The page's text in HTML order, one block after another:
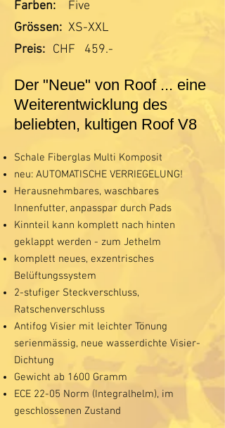
Farben:
Five
Grössen: XS-XXL
CHF
Preis: 459.-
Der "Neue" von Roof ... eine
Weiterentwicklung des
beliebten, kultigen Roof V8
Schale Fiberglas Multi Komposit
neu: AUTOMATISCHE VERRIEGELUNG!
Herausnehmbares, waschbares
Innenfutter, anpasspar durch Pads
Kinnteil kann komplett nach hinten
geklappt werden - zum Jethelm
komplett neues, exzentrisches
Belüftungssystem
2-stufiger Steckverschluss,
Ratschenverschluss
Antifog Visier mit leichter Tönung
serienmässig, neue wasserdichte Visier-
Dichtung
Gewicht ab 1600 Gramm
ECE 22-05 Norm (Integralhelm), im
geschlossenen Zustand